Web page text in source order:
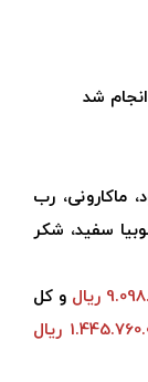
ماکارونی، رب
سفید، شکر
ریال
و کل
ریال